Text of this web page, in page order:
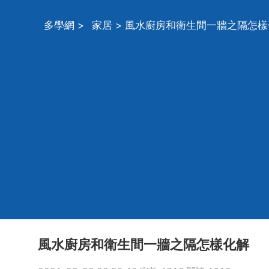
多學網 > 家居 > 風水廚房和衛生間一牆之隔怎
風水廚房和衛生間一牆之隔怎樣化解